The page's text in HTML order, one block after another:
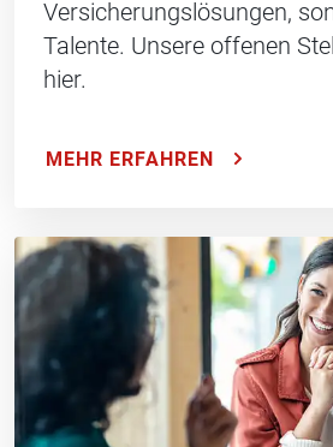
Versicherungslösungen,
Talente. Unsere offenen
hier.
MEHR ERFAHREN